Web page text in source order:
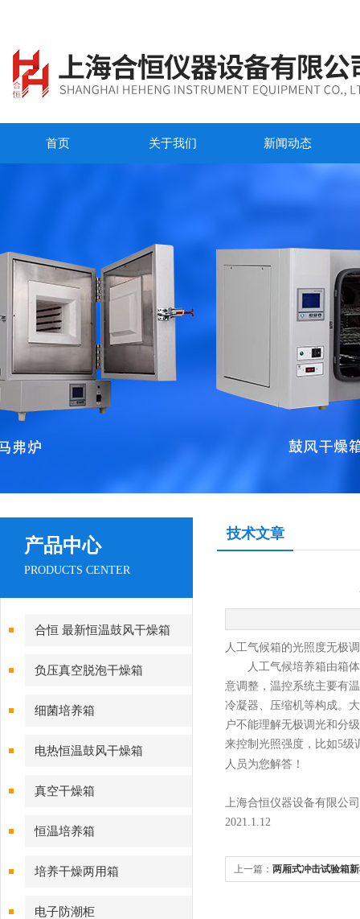
首页 关于我们 新闻动态
产品中心
PRODUCTS CENTER
合恒 最新恒温鼓风干燥箱
负压真空脱泡干燥箱
细菌培养箱
电热恒温鼓风干燥箱
真空干燥箱
恒温培养箱
培养干燥两用箱
电子防潮柜
技术文章
人工气候箱的光照度无极
人工气候培养箱由箱
意调整，温控系统主要有
冷凝器、压缩机等构成。
户不能理解无极调光和分
来控制光照强度，比如5级
人员为您解答！
上海合恒仪器设备有限公司
2021.1.12
上一篇： 两厢式冲击试验箱